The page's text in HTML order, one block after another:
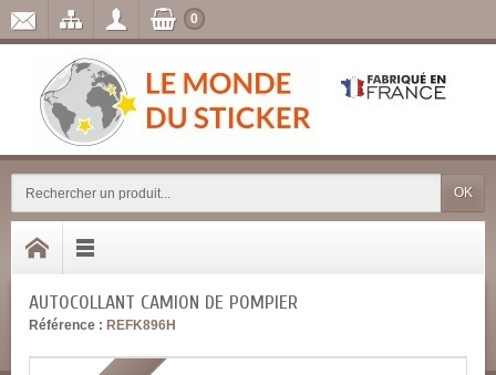
OK
0
AUTOCOLLANT CAMION DE POMPIER
Référence : REFK896H